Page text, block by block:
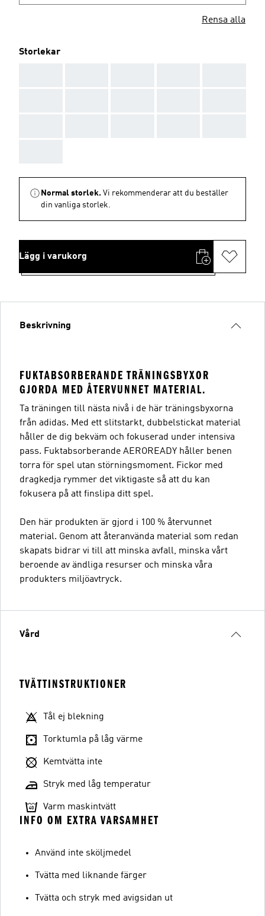
Rensa alla
Storlekar
Normal storlek. Vi rekommenderar att du beställer
din vanliga storlek.
Lägg i varukorg
Beskrivning
FUKTABSORBERANDE TRÄNINGSBYXOR
GJORDA MED ÅTERVUNNET MATERIAL.
Ta träningen till nästa nivå i de här träningsbyxorna
från adidas. Med ett slitstarkt, dubbelstickat material
håller de dig bekväm och fokuserad under intensiva
pass. Fuktabsorberande AEROREADY håller benen
torra för spel utan störningsmoment. Fickor med
dragkedja rymmer det viktigaste så att du kan
fokusera på att finslipa ditt spel.
Den här produkten är gjord i 100 % återvunnet
material. Genom att återanvända material som redan
skapats bidrar vi till att minska avfall, minska vårt
beroende av ändliga resurser och minska våra
produkters miljöavtryck.
Vård
TVÄTTINSTRUKTIONER
Tål ej blekning
Torktumla på låg värme
Kemtvätta inte
Stryk med låg temperatur
Varm maskintvätt
INFO OM EXTRA VARSAMHET
Använd inte sköljmedel
Tvätta med liknande färger
Tvätta och stryk med avigsidan ut